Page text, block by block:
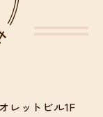
レットビル1F